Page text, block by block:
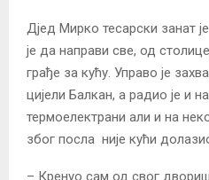
Дјед Мирко тесарски занат
је да направи све, од
грађе за кућу. Управо је
цијели Балкан, а радио је и
термоелектрани али и на
због посла није кући
– Кренуо сам од свог